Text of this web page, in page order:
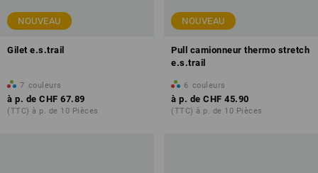
NOUVEAU
Gilet e.s.trail
7 couleurs
à p. de CHF 67.89
(TTC) à p. de 10 Pièces
NOUVEAU
Pull camionneur thermo stretch
e.s.trail
6 couleurs
à p. de CHF 45.90
(TTC) à p. de 10 Pièces